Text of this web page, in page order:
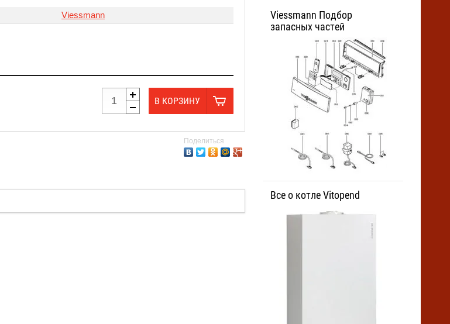
Viessmann
В КОРЗИНУ
Поделиться
Viessmann Подбор
запасных частей
Все о котле Vitopend